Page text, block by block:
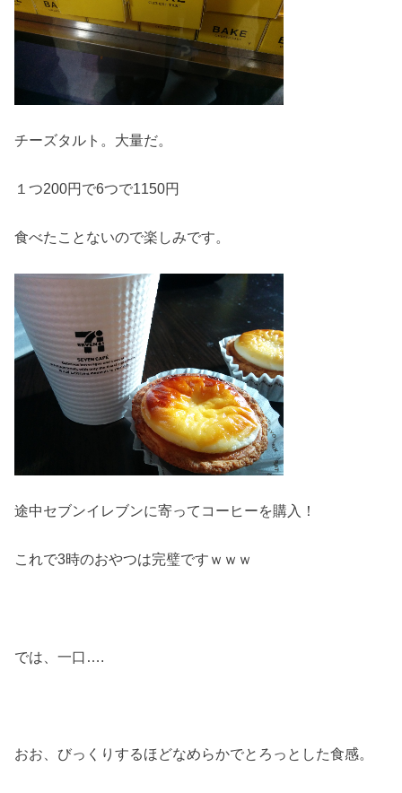
チーズタルト。大量だ。
１つ200円で6つで1150円
食べたことないので楽しみです。
途中セブンイレブンに寄ってコーヒーを購入！
これで3時のおやつは完璧ですｗｗｗ
では、一口….
おお、びっくりするほどなめらかでとろっとした食感。